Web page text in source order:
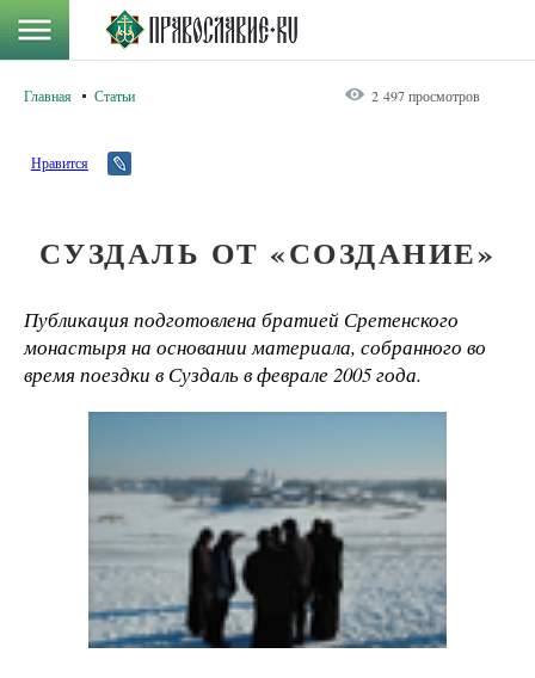
Главная Статьи 2 497 просмотров
Нравится
СУЗДАЛЬ ОТ «СОЗДАНИЕ»
Публикация подготовлена братией Сретенского
монастыря на основании материала, собранного во
время поездки в Суздаль в феврале 2005 года.